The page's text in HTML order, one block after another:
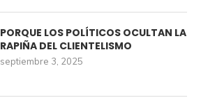
PORQUE LOS POLÍTICOS OCULTAN LA
RAPIÑA DEL CLIENTELISMO
septiembre 3, 2025